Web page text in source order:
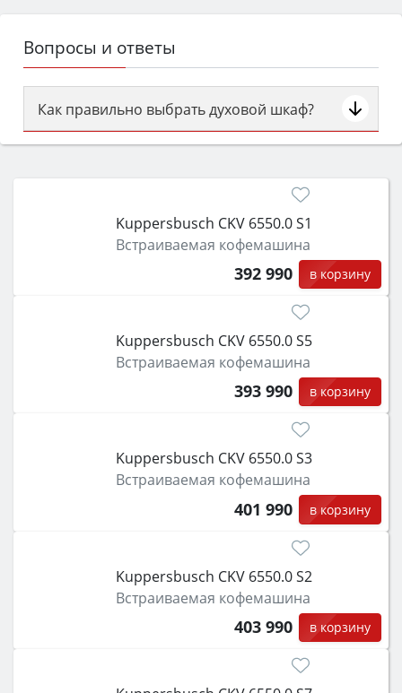
Вопросы и ответы
Как правильно выбрать духовой шкаф?
Сначала определитесь с типом (газовый или
затем смотрите на объём 50–70 л для семьи,
функции (конвекция, гриль, самоочистка,
защита от детей).
Kuppersbusch CKV 6550.0 S1
Встраиваемая кофемашина
392 990 в корзину
Kuppersbusch CKV 6550.0 S5
Встраиваемая кофемашина
393 990 в корзину
Kuppersbusch CKV 6550.0 S3
Встраиваемая кофемашина
401 990 в корзину
Kuppersbusch CKV 6550.0 S2
Встраиваемая кофемашина
403 990 в корзину